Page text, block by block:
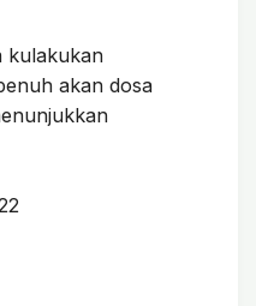
kulakukan
akan dosa